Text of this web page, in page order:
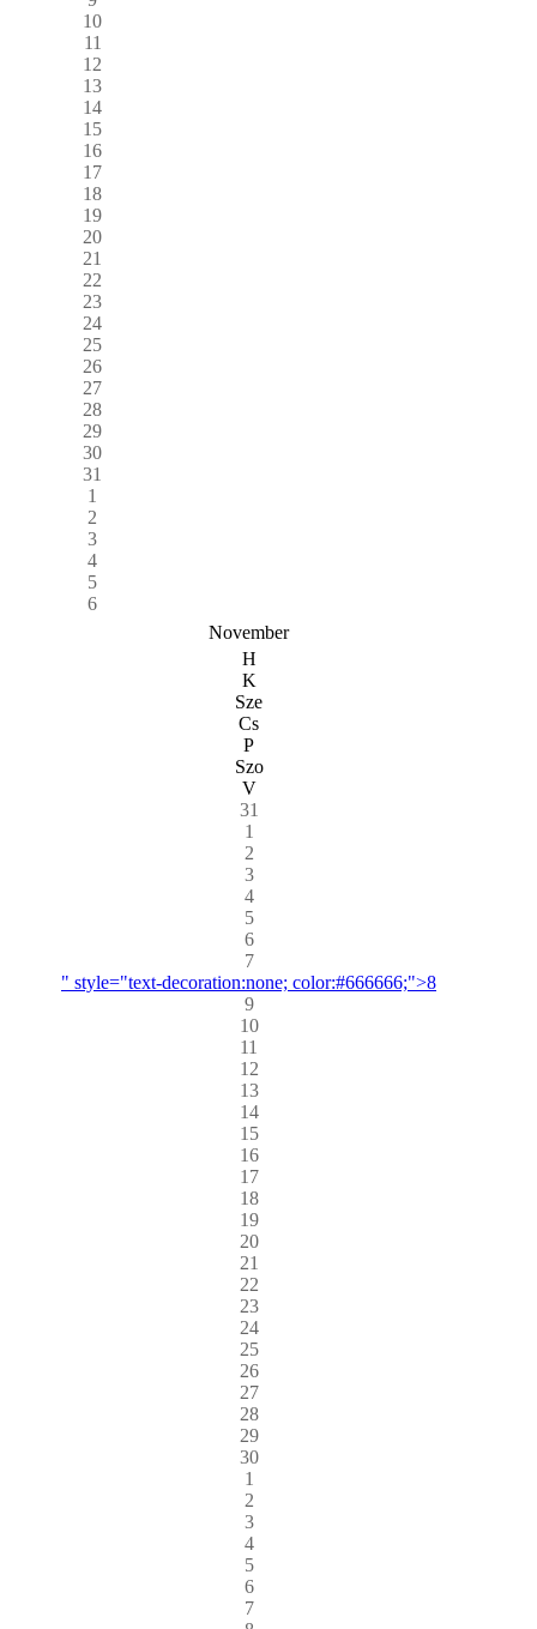
10
11
12
13
14
15
16
17
18
19
20
21
22
23
24
25
26
27
28
29
30
31
1
2
3
4
5
6
November
H
K
Sze
Cs
P
Szo
V
31
1
2
3
4
5
6
7
" style="text-decoration:none; color:#666666;">8
9
10
11
12
13
14
15
16
17
18
19
20
21
22
23
24
25
26
27
28
29
30
1
2
3
4
5
6
7